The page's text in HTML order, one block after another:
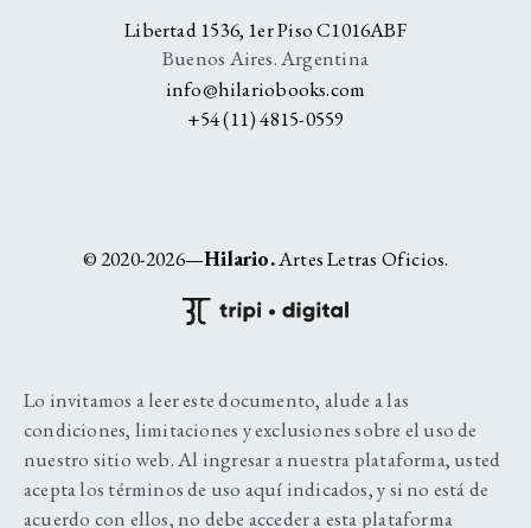
Libertad 1536, 1er Piso C1016ABF
Buenos Aires. Argentina
info@hilariobooks.com
+54 (11) 4815-0559
© 2020-2026—Hilario.Artes Letras Oficios.
Lo invitamos a leer este documento, alude a las
condiciones, limitaciones y exclusiones sobre el uso de
nuestro sitio web. Al ingresar a nuestra plataforma, usted
acepta los términos de uso aquí indicados, y si no está de
acuerdo con ellos, no debe acceder a esta plataforma